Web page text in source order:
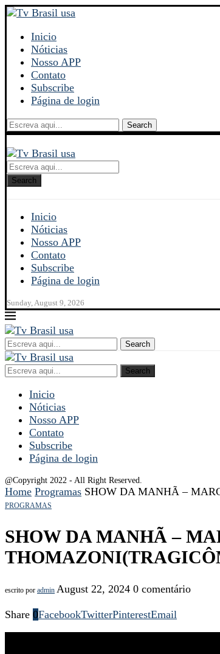
Inicio
Nóticias
Nosso APP
Contato
Subscribe
Página de login
Search
Search
Inicio
Nóticias
Nosso APP
Contato
Subscribe
Página de login
Sunday, August 9, 2026
Search
Search
Inicio
Nóticias
Nosso APP
Contato
Subscribe
Página de login
@Copyright 2022 - All Right Reserved.
Home Programas SHOW DA MANHÃ –
PROGRAMAS
SHOW DA MANHÃ –
escrito por admin August 22, 2024 0 comentário
Share 0FacebookTwitterPinterestEmail